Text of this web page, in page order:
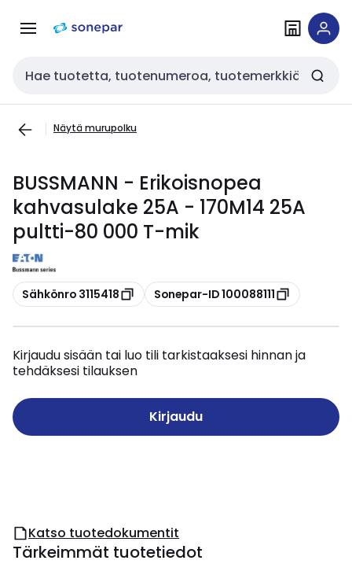
navigointiinsisältöön
Haku
Näytä murupolku
BUSSMANN - Erikoisnopea
kahvasulake 25A - 170M14 25A
pultti-80 000 T-mik
Kopioi
Sähkönro 3115418 Kopioi
Sonepar-ID 100088111
Kirjaudu sisään tai luo tili tarkistaaksesi hinnan ja
tehdäksesi tilauksen
Kirjaudu
Katso tuotedokumentit
Tärkeimmät tuotetiedot